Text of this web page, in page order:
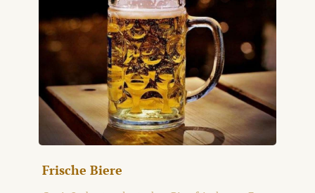
Frische Biere